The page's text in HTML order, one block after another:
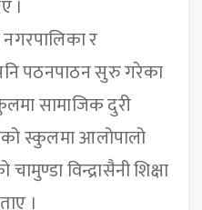
।
र
पठनपाठन सुरु गरेका
सामाजिक दुरी
स्कुलमा आलोपालो
विन्द्रासैनी शिक्षा